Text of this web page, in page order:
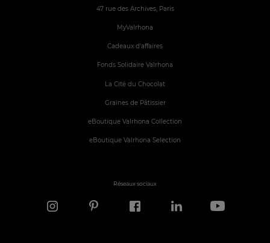
47 rue des Archives, Paris
MyValrhona
Cadeaux d'affaires
Fonds Solidaire Valrhona
La Cité du Chocolat
Graines de Pâtissier
eBoutique Valrhona Collection
eBoutique Valrhona Selection
Réseaux sociaux